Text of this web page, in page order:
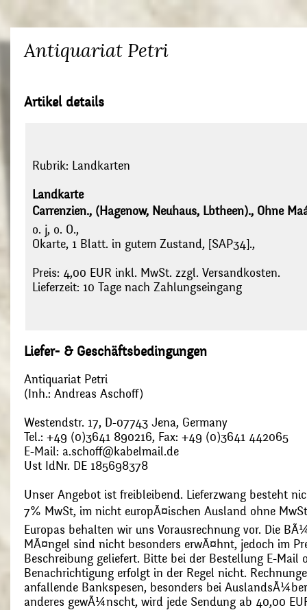
Antiquariat Petri
Artikel details
Rubrik: Landkarten
Landkarte
Carrenzien., (Hagenow, Neuhaus, Lbtheen)., Ohne
o. j, o. O.,
Okarte, 1 Blatt. in gutem Zustand, [SAP34].,
Preis: 4,00 EUR inkl. MwSt. zzgl. Versandkosten.
Lieferzeit: 10 Tage nach Zahlungseingang
Liefer- & Geschäftsbedingungen
Antiquariat Petri
(Inh.: Andreas Aschoff)
Westendstr. 17, D-07743 Jena, Germany
Tel.: +49 (0)3641 890216, Fax: +49 (0)3641 442065
E-Mail: a.schoff@kabelmail.de
Ust IdNr. DE 185698378
Unser Angebot ist freibleibend. Lieferzwang besteht
7% MwSt, im nicht europÃ¤ischen Ausland ohne
Europas behalten wir uns Vorausrechnung vor. Die
MÃ¤ngel sind nicht besonders erwÃ¤hnt, jedoch im
Beschreibung geliefert. Bitte bei der Bestellung E-Mail
Benachrichtigung erfolgt in der Regel nicht.
anfallende Bankspesen, besonders bei
anderes gewÃ¼nscht, wird jede Sendung ab 40,00